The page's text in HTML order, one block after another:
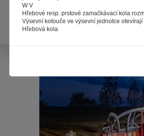
W V
Hřebové resp. prstové zamačkávací kola
Výsevní kotouče ve výsevní jednotce
Hřebová kola